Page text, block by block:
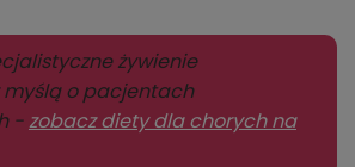
żywienie
myślą o pacjentach
- zobacz diety dla chorych na